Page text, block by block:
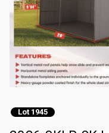
Lot 1945